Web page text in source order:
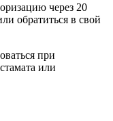
через 20
обратиться в свой
при
или